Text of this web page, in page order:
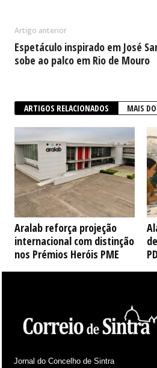
Artigo anterior
Espetáculo inspirado em José
sobe ao palco em Rio de Mouro
ARTIGOS RELACIONADOS MAIS
Aralab reforça projeção
internacional com distinção
nos Prémios Heróis PME
Jornal do Concelho de Sintra